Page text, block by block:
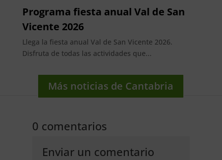
Programa fiesta anual Val de San
Vicente 2026
Llega la fiesta anual Val de San Vicente 2026.
Disfruta de todas las actividades que...
Más noticias de Cantabria
0 comentarios
Enviar un comentario